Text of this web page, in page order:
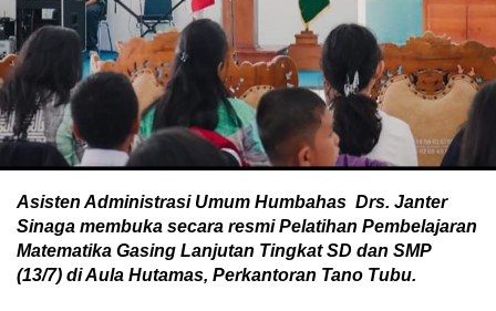
Asisten Administrasi Umum Humbahas Drs. Janter
Sinaga membuka secara resmi Pelatihan Pembelajaran
Matematika Gasing Lanjutan Tingkat SD dan SMP
(13/7) di Aula Hutamas, Perkantoran Tano Tubu.